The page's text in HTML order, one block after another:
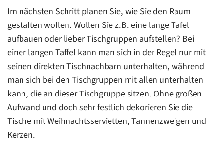
Im nächsten Schritt planen Sie, wie Sie den Raum
gestalten wollen. Wollen Sie z.B. eine lange Tafel
aufbauen oder lieber Tischgruppen aufstellen? Bei
einer langen Taffel kann man sich in der Regel nur mit
seinen direkten Tischnachbarn unterhalten, während
man sich bei den Tischgruppen mit allen unterhalten
kann, die an dieser Tischgruppe sitzen. Ohne großen
Aufwand und doch sehr festlich dekorieren Sie die
Tische mit Weihnachtsservietten, Tannenzweigen und
Kerzen.